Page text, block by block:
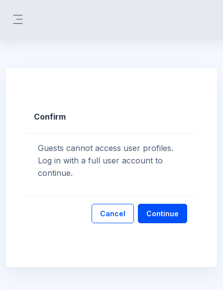
Confirm
Guests cannot access user profiles.
Log in with a full user account to
continue.
Cancel Continue